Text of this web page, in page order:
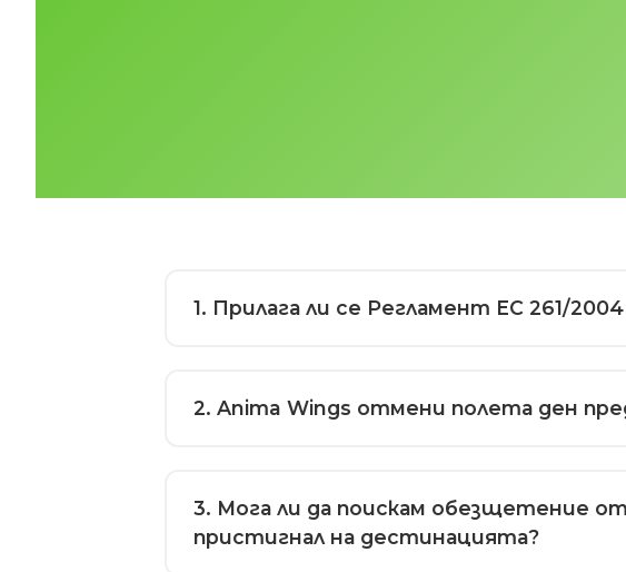
1. Прилага ли се Регламент EC 261/
2. Anima Wings отмени полета ден
3. Мога ли да поискам обезщетение
пристигнал на дестинацията?